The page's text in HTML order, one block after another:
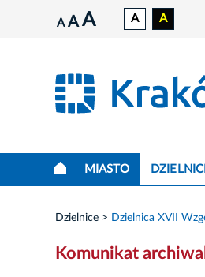
A A A A A
MIASTO
Dzielnice Dzielnica XVII
Komunikat